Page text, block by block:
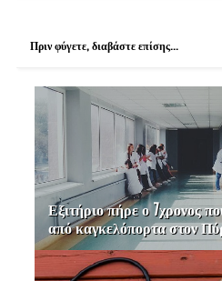
Πριν φύγετε, διαβάστε επίσης...
Εξιτήριο πήρε ο 7χρονος
από καγκελόπορτα στον